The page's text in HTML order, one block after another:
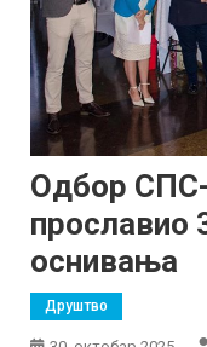
Одбор
прославио
оснивања
Друштво